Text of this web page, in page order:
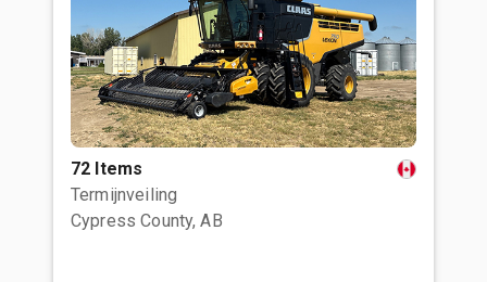
72 Items
Termijnveiling
Cypress County, AB